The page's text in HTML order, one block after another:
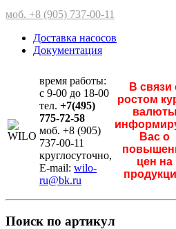
моб. +8 (905) 737-00-11
Доставка насосов
Документация
время работы:
с 9-00 до 18-00
тел. +7(495)
775-72-58
моб. +8 (905)
737-00-11
круглосуточно,
E-mail: wilo-
ru@bk.ru
В связи
ростом
валюты
Вас о
цен на
Поиск по артикул